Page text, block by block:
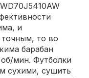
и
точным, то во
барабан
мин. Футболки
сухими, сушить